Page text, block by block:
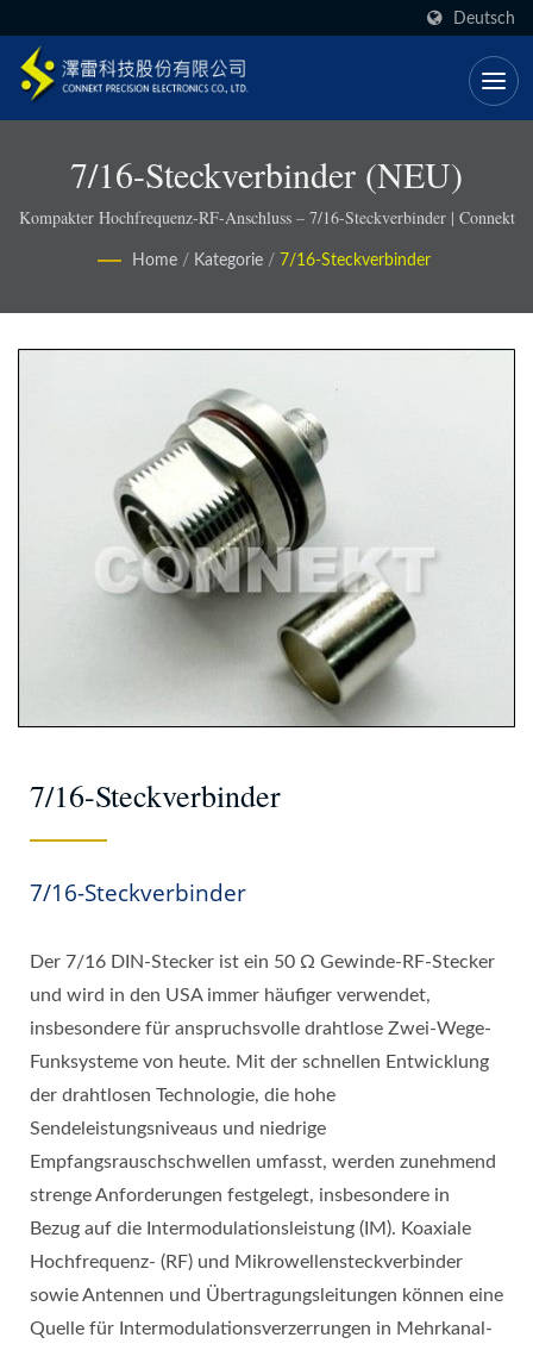
Deutsch
7/16-Steckverbinder (NEU)
Kompakter Hochfrequenz-RF-Anschluss – 7/16-Steckverbinder | Connekt
Home / Kategorie / 7/16-Steckverbinder
7/16-Steckverbinder
7/16-Steckverbinder
Der 7/16 DIN-Stecker ist ein 50 Ω Gewinde-RF-Stecker
und wird in den USA immer häufiger verwendet,
insbesondere für anspruchsvolle drahtlose Zwei-Wege-
Funksysteme von heute. Mit der schnellen Entwicklung
der drahtlosen Technologie, die hohe
Sendeleistungsniveaus und niedrige
Empfangsrauschschwellen umfasst, werden zunehmend
strenge Anforderungen festgelegt, insbesondere in
Bezug auf die Intermodulationsleistung (IM). Koaxiale
Hochfrequenz- (RF) und Mikrowellensteckverbinder
sowie Antennen und Übertragungsleitungen können eine
Quelle für Intermodulationsverzerrungen in Mehrkanal-